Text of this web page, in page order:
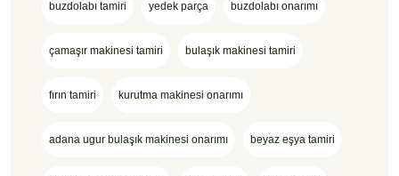
buzdolabı tamiri yedek parça buzdolabı onarımı
çamaşır makinesi tamiri bulaşık makinesi tamiri
fırın tamiri kurutma makinesi onarımı
adana ugur bulaşık makinesi onarımı beyaz eşya tamiri